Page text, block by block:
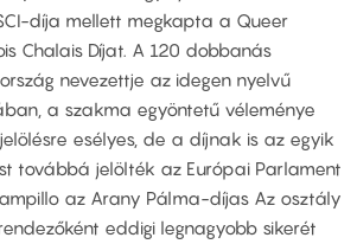
díja mellett megkapta a Queer
Chalais Díjat. A 120 dobbanás
nevezettje az idegen nyelvű
a szakma egyöntetű véleménye
esélyes, de a díjnak is az egyik
továbbá jelölték az Európai Parlament
az Arany Pálma-díjas Az osztály
eddigi legnagyobb sikerét